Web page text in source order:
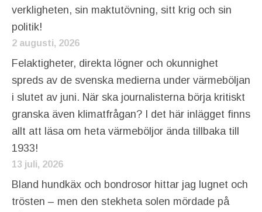
verkligheten, sin maktutövning, sitt krig och sin
politik!
2 augusti, 2026
Felaktigheter, direkta lögner och okunnighet
spreds av de svenska medierna under värmeböljan
i slutet av juni. När ska journalisterna börja kritiskt
granska även klimatfrågan? I det här inlägget finns
allt att läsa om heta värmeböljor ända tillbaka till
1933!
13 juli, 2026
Bland hundkäx och bondrosor hittar jag lugnet och
trösten – men den stekheta solen mördade på